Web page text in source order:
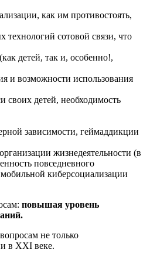
как им противостоять,
сотовой связи, что
детей, так и, особенно!,
и возможности использования
своих детей, необходимость
зависимости, геймаддикции
жизнедеятельности (в
повседневного
киберсоциализации
повышая уровень
не только
в XXI веке.